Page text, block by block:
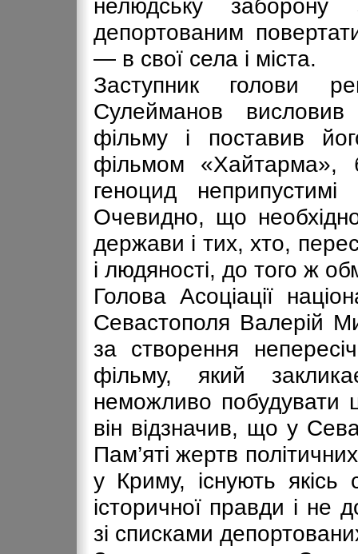
нелюдську заборону
депортованим
— в свої села і міста.
Заступник голови
Сулейманов висловив
фільму і поставив
фільмом «Хайтарма»,
геноцид неприпустимі
Очевидно, що необхідно
держави і тих, хто,
і людяності, до того ж
Голова Асоціації
Севастополя Валерій
за створення
фільму, який
неможливо побудувати
він відзначив, що у
Пам’яті жертв
у Криму, існують
історичної правди і не
зі списками